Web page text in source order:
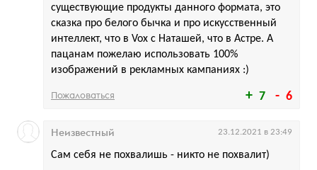
7 6
существующие продукты данного формата, это
сказка про белого бычка и про искусственный
интеллект, что в Vox с Наташей, что в Астре. А
пацанам пожелаю использовать 100%
изображений в рекламных кампаниях :)
Пожаловаться
Сам себя не похвалишь - никто не похвалит)
Неизвестный 23.12.2021 в 23:49